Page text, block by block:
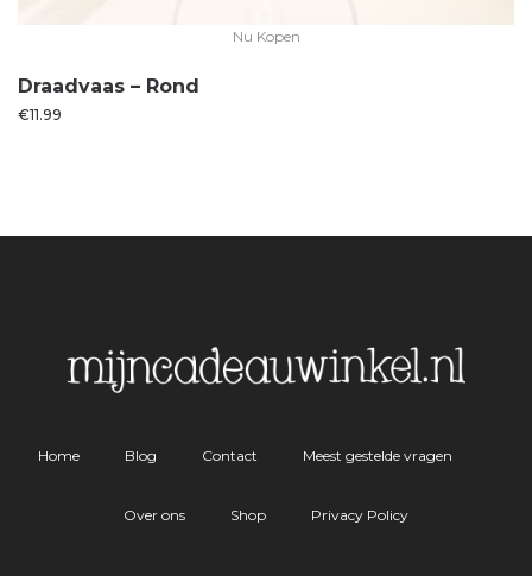
Nu Kopen
Draadvaas – Rond
€11.99
Home Blog Contact Meest gestelde vragen
Over ons Shop Privacy Policy